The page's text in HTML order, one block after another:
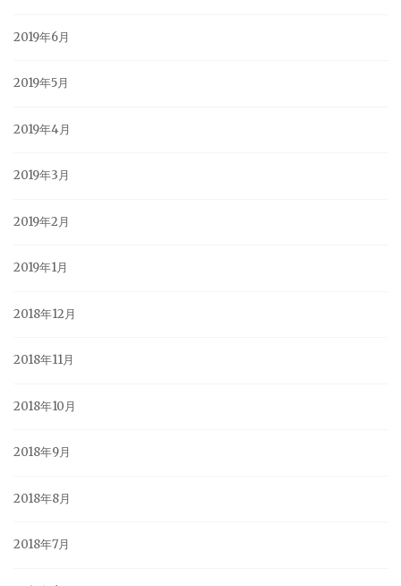
2019年6月
2019年5月
2019年4月
2019年3月
2019年2月
2019年1月
2018年12月
2018年11月
2018年10月
2018年9月
2018年8月
2018年7月